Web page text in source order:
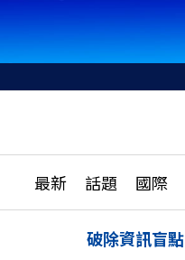
最新 話題 國際
活動
話題
破除資訊盲點